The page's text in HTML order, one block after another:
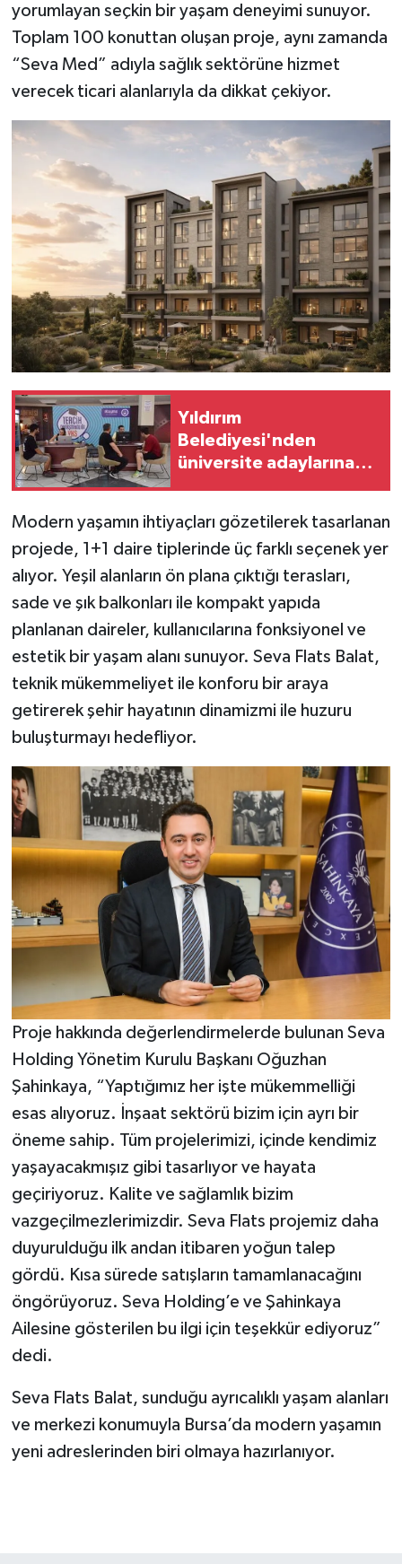
yorumlayan seçkin bir yaşam deneyimi sunuyor.
Toplam 100 konuttan oluşan proje, aynı zamanda
“Seva Med” adıyla sağlık sektörüne hizmet
verecek ticari alanlarıyla da dikkat çekiyor.
Yıldırım
Belediyesi'nden
üniversite adaylarına
Modern yaşamın ihtiyaçları gözetilerek tasarlanan
projede, 1+1 daire tiplerinde üç farklı seçenek yer
alıyor. Yeşil alanların ön plana çıktığı terasları,
sade ve şık balkonları ile kompakt yapıda
planlanan daireler, kullanıcılarına fonksiyonel ve
estetik bir yaşam alanı sunuyor. Seva Flats Balat,
teknik mükemmeliyet ile konforu bir araya
getirerek şehir hayatının dinamizmi ile huzuru
buluşturmayı hedefliyor.
Proje hakkında değerlendirmelerde bulunan Seva
Holding Yönetim Kurulu Başkanı Oğuzhan
Şahinkaya, “Yaptığımız her işte mükemmelliği
esas alıyoruz. İnşaat sektörü bizim için ayrı bir
öneme sahip. Tüm projelerimizi, içinde kendimiz
yaşayacakmışız gibi tasarlıyor ve hayata
geçiriyoruz. Kalite ve sağlamlık bizim
vazgeçilmezlerimizdir. Seva Flats projemiz daha
duyurulduğu ilk andan itibaren yoğun talep
gördü. Kısa sürede satışların tamamlanacağını
öngörüyoruz. Seva Holding’e ve Şahinkaya
Ailesine gösterilen bu ilgi için teşekkür ediyoruz”
dedi.
Seva Flats Balat, sunduğu ayrıcalıklı yaşam alanları
ve merkezi konumuyla Bursa’da modern yaşamın
yeni adreslerinden biri olmaya hazırlanıyor.